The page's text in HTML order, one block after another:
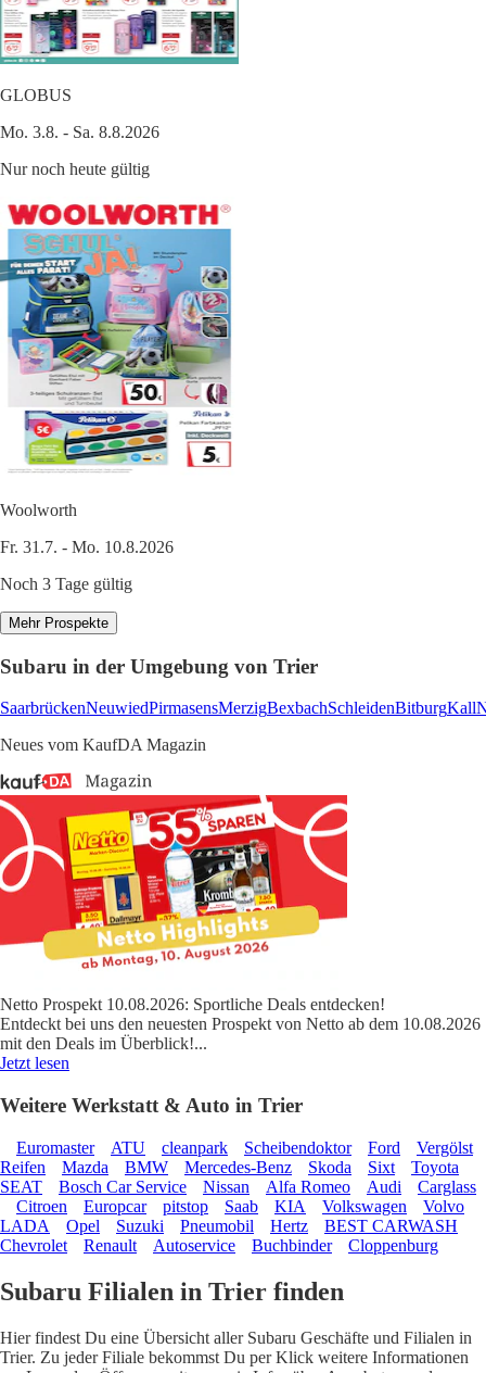
GLOBUS
Mo. 3.8. - Sa. 8.8.2026
Nur noch heute gültig
Woolworth
Fr. 31.7. - Mo. 10.8.2026
Noch 3 Tage gültig
Mehr Prospekte
Subaru in der Umgebung von Trier
SaarbrückenNeuwiedPirmasensMerzigBexbachSchleidenBitburgKall
Neues vom KaufDA Magazin
Netto Prospekt 10.08.2026: Sportliche Deals entdecken!
Entdeckt bei uns den neuesten Prospekt von Netto ab dem 10.08.2026
mit den Deals im Überblick!...
Jetzt lesen
Weitere Werkstatt & Auto in Trier
Euromaster ATU cleanpark Scheibendoktor Ford
Vergölst
Reifen
Mazda BMW Mercedes-Benz Skoda Sixt
Toyota
SEAT
Bosch Car Service Nissan Alfa Romeo Audi
Carglass
Citroen
Europcar pitstop Saab KIA Volkswagen
Volvo
LADA
Opel Suzuki Pneumobil Hertz
BEST CARWASH
Chevrolet
Renault Autoservice Buchbinder Cloppenburg
Subaru Filialen in Trier finden
Hier findest Du eine Übersicht aller Subaru Geschäfte und Filialen in
Trier. Zu jeder Filiale bekommst Du per Klick weitere Informationen